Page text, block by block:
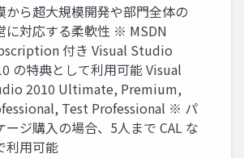
から超大規模開発や部門全体の
に対応する柔軟性 ※ MSDN
付き Visual Studio
の特典として利用可能 Visual
2010 Ultimate, Premium,
Test Professional ※ パ
ージ購入の場合、5人まで CAL な
利用可能